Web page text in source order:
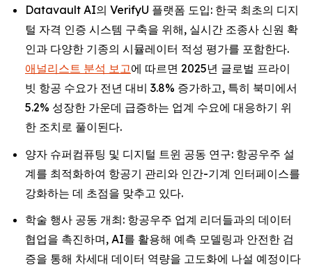
Datavault AI의 VerifyU 플랫폼 도입: 한국 최초의 디지
털 자격 인증 시스템 구축을 위해, 실시간 조종사 신원 확
인과 다양한 기종의 시뮬레이터 적성 평가를 포함한다.
애널리스트 분석 보고에 따르면 2025년 글로벌 프라이
빗 항공 수요가 전년 대비 3.8% 증가하고, 특히 북미에서
5.2% 성장한 가운데 급증하는 업계 수요에 대응하기 위
한 조치로 풀이된다.
양자 슈퍼컴퓨팅 및 디지털 트윈 공동 연구: 항공우주 설
계를 최적화하여 항공기 관리와 인간-기계 인터페이스를
강화하는 데 초점을 맞추고 있다.
학술 행사 공동 개최: 항공우주 업계 리더들과의 데이터
협업을 촉진하며, AI를 활용해 예측 모델링과 안전한 검
증을 통해 차세대 데이터 역량을 고도화에 나설 예정이다